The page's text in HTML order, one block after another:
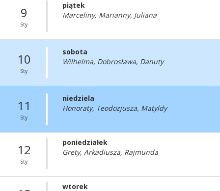
9
Sty
piątek
Marceliny, Marianny, Juliana
10
Sty
sobota
Wilhelma, Dobrosława, Danuty
11
Sty
niedziela
Honoraty, Teodozjusza, Matyldy
12
Sty
poniedziałek
Grety, Arkadiusza, Rajmunda
wtorek